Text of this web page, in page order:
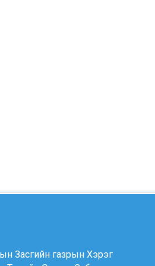
Засгийн газрын Хэрэг